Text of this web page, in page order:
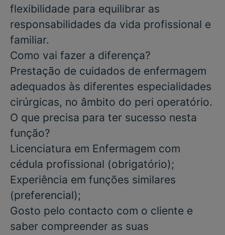
flexibilidade para equilibrar as
responsabilidades da vida profissional e
familiar.
Como vai fazer a diferença?
Prestação de cuidados de enfermagem
adequados às diferentes especialidades
cirúrgicas, no âmbito do peri operatório.
O que precisa para ter sucesso nesta
função?
Licenciatura em Enfermagem com
cédula profissional (obrigatório);
Experiência em funções similares
(preferencial);
Gosto pelo contacto com o cliente e
saber compreender as suas